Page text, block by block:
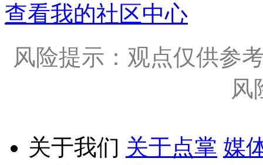
查看我的社区中心
风险提示：观点仅供参
风
关于我们 关于点掌 媒